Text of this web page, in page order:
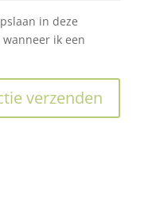
in deze
ik een